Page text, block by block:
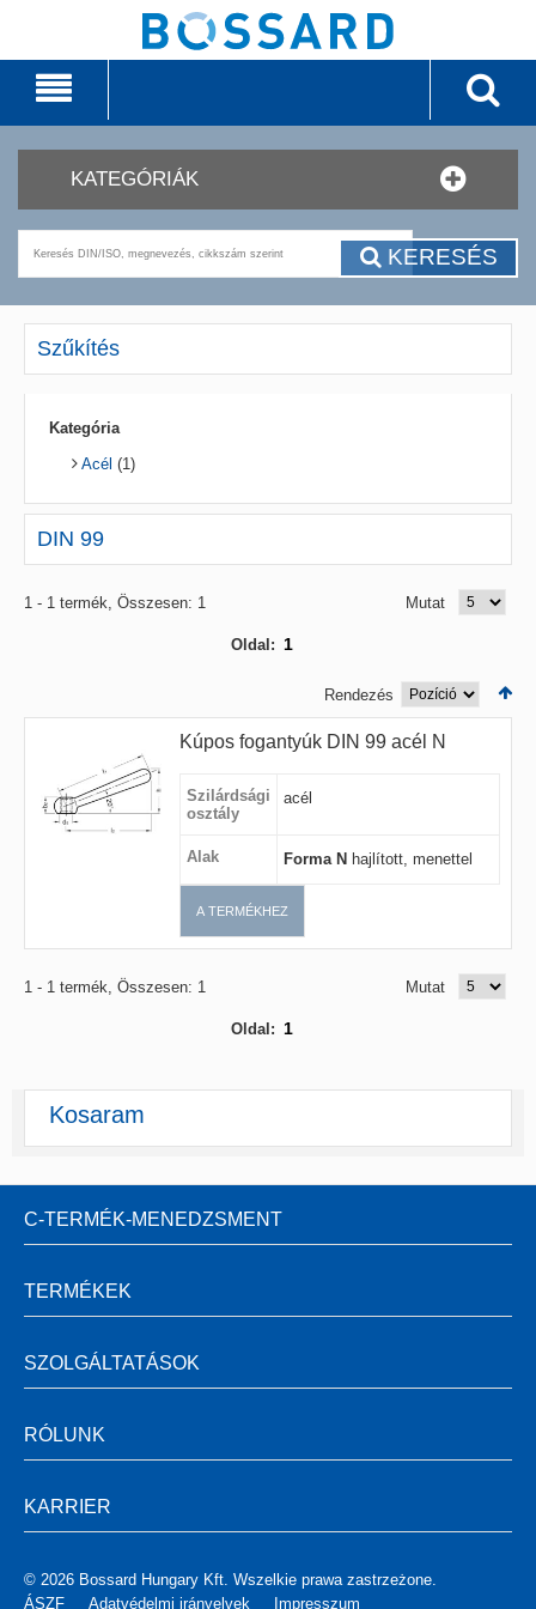
KATEGÓRIÁK
KERESÉS
Szűkítés
Kategória
Acél (1)
DIN 99
1 - 1 termék, Összesen: 1 Mutat
Oldal: 1
Rendezés
Kúpos fogantyúk DIN 99 acél N
Szilárdsági
osztály
acél
Alak Forma N hajlított, menettel
A TERMÉKHEZ
1 - 1 termék, Összesen: 1 Mutat
Oldal: 1
Kosaram
C-TERMÉK-MENEDZSMENT
TERMÉKEK
SZOLGÁLTATÁSOK
RÓLUNK
KARRIER
© 2026 Bossard Hungary Kft. Wszelkie prawa zastrzeżone.
ÁSZF
Adatvédelmi irányelvek Impresszum